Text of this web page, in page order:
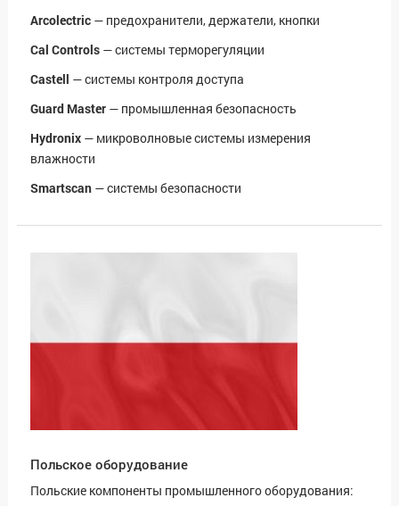
Arcolectric — предохранители, держатели, кнопки
Cal Controls — системы терморегуляции
Castell — системы контроля доступа
Guard Master — промышленная безопасность
Hydronix — микроволновые системы измерения
влажности
Smartscan — системы безопасности
Польское оборудование
Польские компоненты промышленного оборудования: